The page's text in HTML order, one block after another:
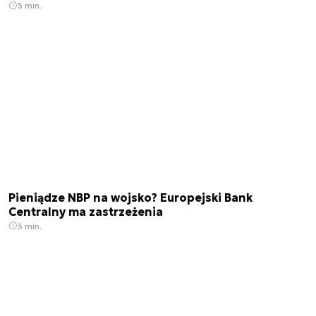
3 min.
Pieniądze NBP na wojsko? Europejski Bank
Centralny ma zastrzeżenia
3 min.